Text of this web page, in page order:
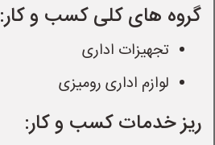
گروه های کلی کسب و کار:
تجهیزات اداری
لوازم اداری رومیزی
ریز خدمات کسب و کار: